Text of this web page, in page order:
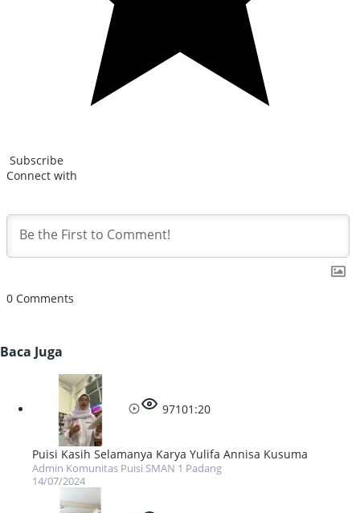
Subscribe
Connect with
0 Comments
Baca Juga
97101:20
Puisi Kasih Selamanya Karya Yulifa Annisa Kusuma
Admin Komunitas Puisi SMAN 1 Padang
14/07/2024